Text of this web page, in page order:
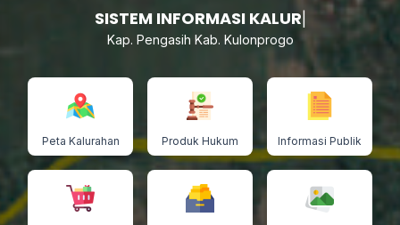
SISTEM INFOR|
Kap. Pengasih Kab. Kulonprogo
Peta Kalurahan Produk Hukum Informasi Publik